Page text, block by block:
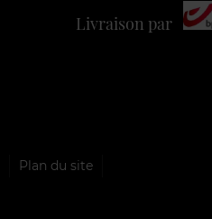
Livraison par
Plan du site